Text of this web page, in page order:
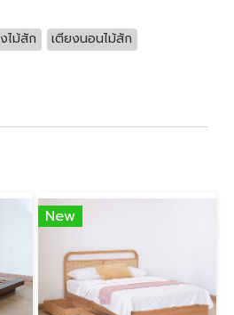
ไม้สัก
เตียงนอนไม้สัก
New